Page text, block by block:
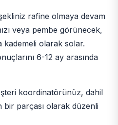
rafine olmaya devam
veya pembe görünecek,
kademeli olarak solar.
6-12 ay arasında
koordinatörünüz, dahil
bir parçası olarak düzenli